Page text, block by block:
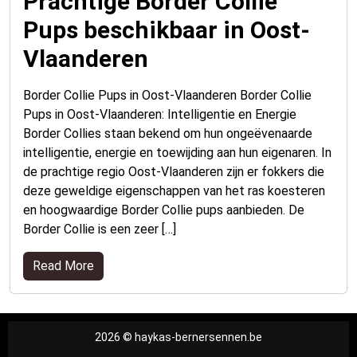
Pups beschikbaar in Oost-
Vlaanderen
Border Collie Pups in Oost-Vlaanderen Border Collie
Pups in Oost-Vlaanderen: Intelligentie en Energie
Border Collies staan bekend om hun ongeëvenaarde
intelligentie, energie en toewijding aan hun eigenaren. In
de prachtige regio Oost-Vlaanderen zijn er fokkers die
deze geweldige eigenschappen van het ras koesteren
en hoogwaardige Border Collie pups aanbieden. De
Border Collie is een zeer […]
Read More
2026 © haykas-bernersennen.be